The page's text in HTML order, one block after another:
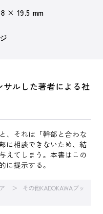
× 19.5 mm
サルした著者による社
、それは「幹部と合わな
に相談できないため、結
えてしまう。本書はこの
に提示する。
その他KADOKAWAブッ